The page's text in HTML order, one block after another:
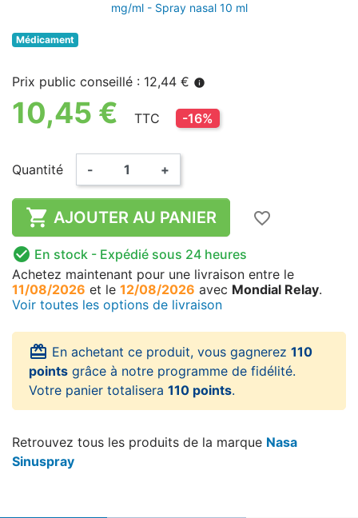
mg/ml - Spray nasal 10 ml
Médicament
Prix public conseillé : 12,44 € info
10,45 € TTC -16%
Quantité - +
 AJOUTER AU PANIER
favorite_border
 En stock - Expédié sous 24 heures
Achetez maintenant pour une livraison entre le
11/08/2026 et le 12/08/2026 avec Mondial Relay.
Voir toutes les options de livraison
card_giftcard En achetant ce produit, vous gagnerez 110
points grâce à notre programme de fidélité.
Votre panier totalisera 110 points.
Retrouvez tous les produits de la marque Nasa
Sinuspray